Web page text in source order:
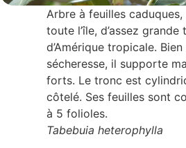
Arbre à feuilles
toute l’île, d’assez
d’Amérique tropicale.
sécheresse, il supporte
forts. Le tronc est
côtelé. Ses feuilles sont
à 5 folioles.
Tabebuia heterophylla